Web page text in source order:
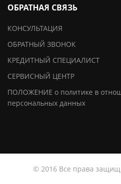
ОБРАТНАЯ СВЯЗЬ
КОНСУЛЬТАЦИЯ
ОБРАТНЫЙ ЗВОНОК
КРЕДИТНЫЙ СПЕЦИАЛИСТ
СЕРВИСНЫЙ ЦЕНТР
ПОЛОЖЕНИЕ о политике в
персональных данных
© 2016 Все права